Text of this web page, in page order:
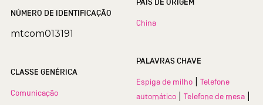
NÚMERO DE IDENTIFICAÇÃO
mtcom013191
CLASSE GENÉRICA
Comunicação
China
PALAVRAS CHAVE
Espiga de milho
Telefone
automático
Telefone de mesa